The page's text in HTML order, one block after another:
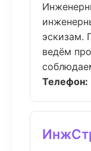
эскизам.
ведём
Телефон: